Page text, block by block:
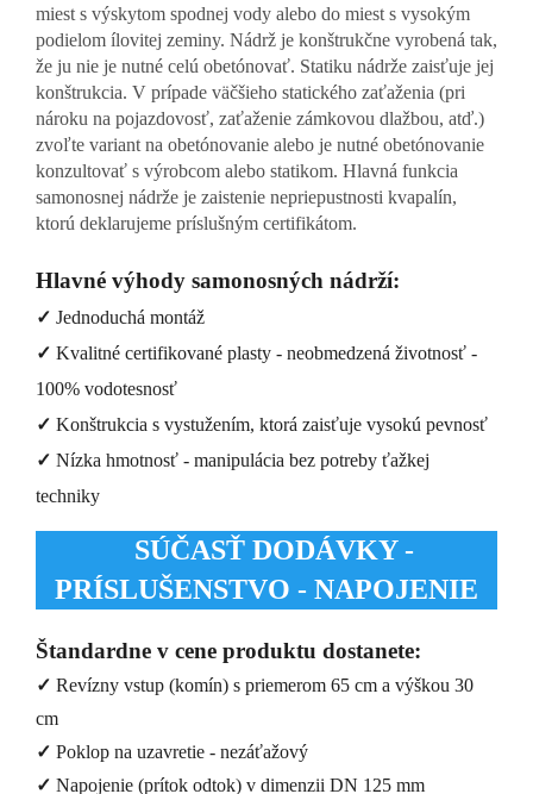
miest s výskytom spodnej vody alebo do miest s vysokým
podielom ílovitej zeminy. Nádrž je konštrukčne vyrobená tak,
že ju nie je nutné celú obetónovať. Statiku nádrže zaisťuje jej
konštrukcia. V prípade väčšieho statického zaťaženia (pri
nároku na pojazdovosť, zaťaženie zámkovou dlažbou, atď.)
zvoľte variant na obetónovanie alebo je nutné obetónovanie
konzultovať s výrobcom alebo statikom. Hlavná funkcia
samonosnej nádrže je zaistenie nepriepustnosti kvapalín,
ktorú deklarujeme príslušným certifikátom.
Hlavné výhody samonosných nádrží:
✓ Jednoduchá montáž
✓ Kvalitné certifikované plasty - neobmedzená životnosť -
100% vodotesnosť
✓ Konštrukcia s vystužením, ktorá zaisťuje vysokú pevnosť
✓ Nízka hmotnosť - manipulácia bez potreby ťažkej
techniky
SÚČASŤ DODÁVKY -
PRÍSLUŠENSTVO - NAPOJENIE
Štandardne v cene produktu dostanete:
✓ Revízny vstup (komín) s priemerom 65 cm a výškou 30
cm
✓ Poklop na uzavretie - nezáťažový
✓ Napojenie (prítok odtok) v dimenzii DN 125 mm